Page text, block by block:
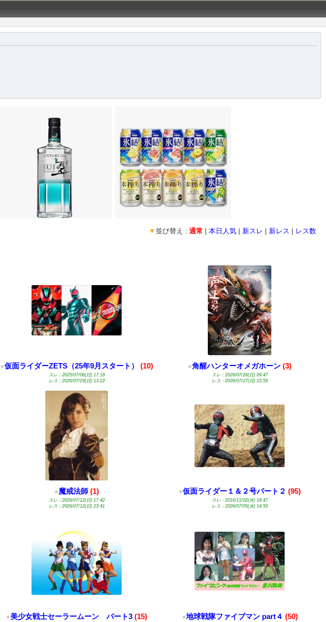
▼ 並び替え : 通常 | 本日人気 | 新スレ | 新レス | レス数
●仮面ライダーZETS（25年9月スタート） (10)
スレ：2025/07/06(日) 17:18
レス：2026/07/29(日) 13:22
●角醒ハンターオメガホーン (3)
スレ：2026/07/26(日) 09:47
レス：2026/07/27(日) 15:59
●魔戒法師 (1)
スレ：2026/07/12(日) 17:42
レス：2026/07/12(日) 23:41
●仮面ライダー１＆２号パート２ (95)
スレ：2016/11/02(水) 18:47
レス：2026/07/05(水) 14:50
●美少女戦士セーラームーン パート3 (15) ●地球戦隊ファイブマン part４ (50)